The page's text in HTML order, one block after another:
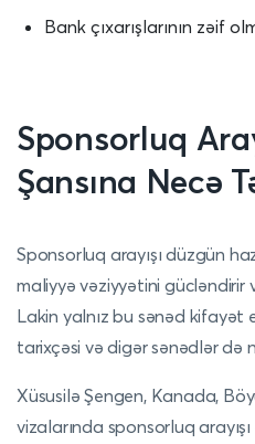
Bank çıxarışlarının zəif
Sponsorluq
Şansına Necə
Sponsorluq arayışı düzgün
maliyyə vəziyyətini gücləndirir
Lakin yalnız bu sənəd kifayət
tarixçəsi və digər sənədlər də
Xüsusilə Şengen, Kanada,
vizalarında sponsorluq arayışı